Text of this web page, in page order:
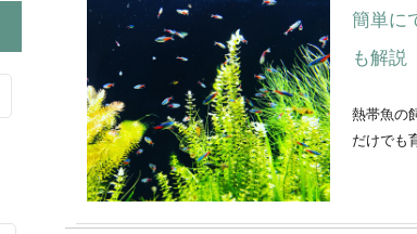
簡単に
も解説
熱帯魚の
だけでも